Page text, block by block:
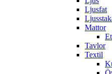
Ljusfat
Mattor
Tavlor
Textil